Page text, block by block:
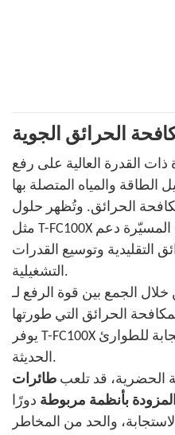
الحرائق الجوية
القدرة العالية على رفع
الطاقة والمياه المتصلة بها
الحرائق. وتُظهر حلول
مثل T-FC100X كيف يمكن لأنظمة الطائرات المسيّرة دعم
التقليدية وتوسيع القدرات
التشغيلية.
يوفر T-FC100X أداة مبتكرة لفرق الاستجابة للطوارئ
الحديثة.
الحضرية، قد تلعب طائرات
بأنظمة مربوطة دورًا
والحد من المخاطر